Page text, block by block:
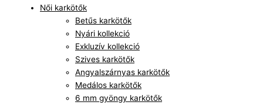
Női karkötők
Betűs karkötők
Nyári kollekció
Exkluzív kollekció
Szives karkötők
Angyalszárnyas karkötők
Medálos karkötők
6 mm gyöngy karkötők